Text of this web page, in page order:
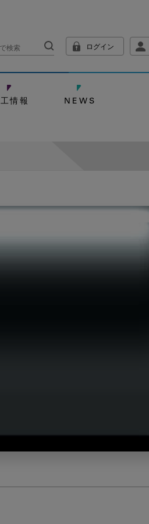
ログイン
情報 NEWS